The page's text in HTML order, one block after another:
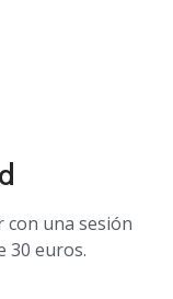
con una sesión
30 euros.